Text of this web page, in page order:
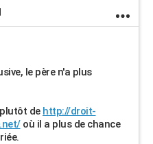
le père n'a plus
de http://droit-
où il a plus de chance